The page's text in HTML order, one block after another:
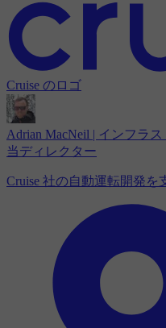
Cruise のロゴ
Adrian MacNeil | インフラ
当ディレクター
Cruise 社の自動運転開発を